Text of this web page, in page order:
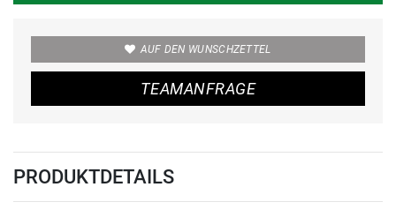
AUF DEN WUNSCHZETTEL
TEAMANFRAGE
PRODUKTDETAILS